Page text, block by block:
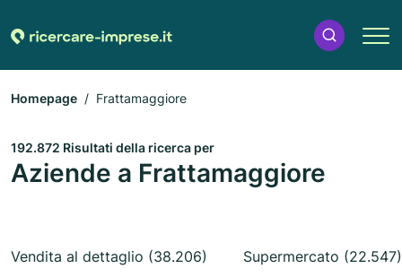
Homepage Frattamaggiore
192.872 Risultati della ricerca per
Aziende a Frattamaggiore
Vendita al dettaglio (38.206) Supermercato (22.547)